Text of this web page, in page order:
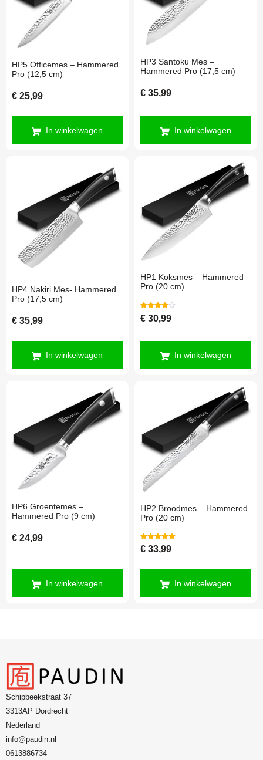
HP5 Officemes – Hammered
Pro (12,5 cm)
€ 25,99
In winkelwagen
HP3 Santoku Mes –
Hammered Pro (17,5 cm)
€ 35,99
In winkelwagen
HP4 Nakiri Mes- Hammered
Pro (17,5 cm)
€ 35,99
In winkelwagen
HP1 Koksmes – Hammered
Pro (20 cm)
Gewaardeerd
4.00
€ 30,99
In winkelwagen
HP6 Groentemes –
Hammered Pro (9 cm)
€ 24,99
In winkelwagen
HP2 Broodmes – Hammered
Pro (20 cm)
Gewaardeerd
5.00
€ 33,99
In winkelwagen
Schipbeekstraat 37
3313AP Dordrecht
Nederland
info@paudin.nl
0613886734